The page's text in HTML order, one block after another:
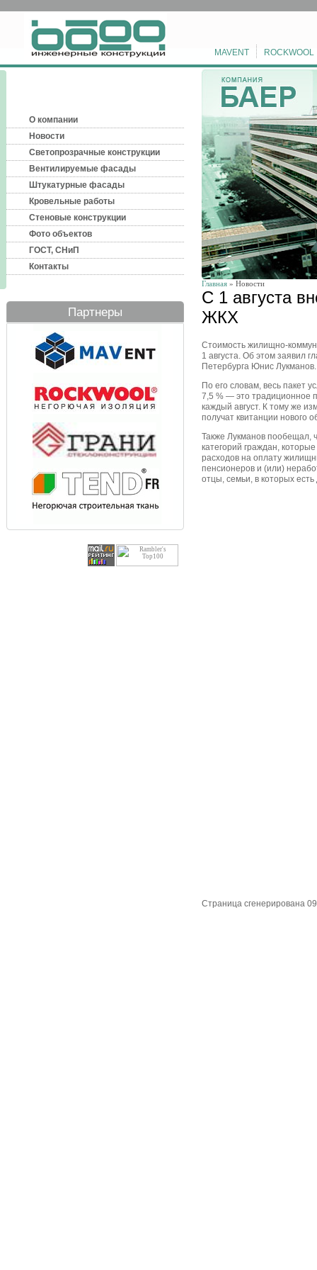
MAVENT ROCKWOOL
О компании
Новости
Светопрозрачные конструкции
Вентилируемые фасады
Штукатурные фасады
Кровельные работы
Стеновые конструкции
Фото объектов
ГОСТ, СНиП
Контакты
Партнеры
Главная » Новости
С 1 августа
ЖКХ
Стоимость жилищно-
1 августа. Об этом заявил
Петербурга Юнис Лукманов.
По его словам, весь пакет
7,5 % — это традиционное
каждый август. К тому же
получат квитанции нового
Также Лукманов пообещал,
категорий граждан,
расходов на оплату
пенсионеров и (или)
отцы, семьи, в которых
Страница сгенерирована